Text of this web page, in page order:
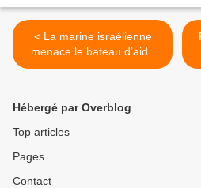
< La marine israélienne
menace le bateau d’aide
pour Gaza
Hébergé par Overblog
Top articles
Pages
Contact